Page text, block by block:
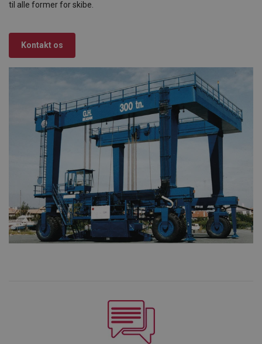
til alle former for skibe.
Kontakt os